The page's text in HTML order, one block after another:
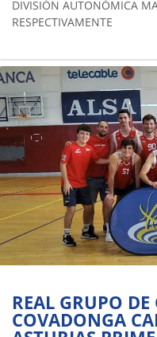
DIVISIÓN AUTONÓMICA
RESPECTIVAMENTE
REAL GRUPO
COVADONGA